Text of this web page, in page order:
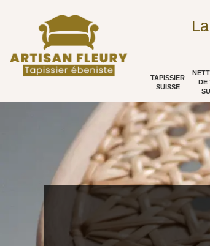
TAPISSIER
SUISSE
DE